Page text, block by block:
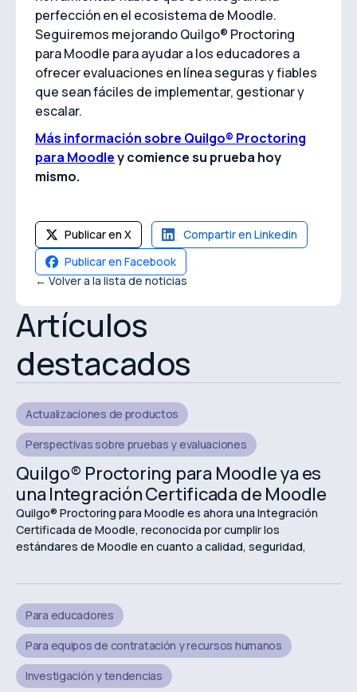
perfección en el ecosistema de Moodle.
Seguiremos mejorando Quilgo® Proctoring
para Moodle para ayudar a los educadores a
ofrecer evaluaciones en línea seguras y fiables
que sean fáciles de implementar, gestionar y
escalar.
Más información sobre Quilgo® Proctoring
para Moodley comience su prueba hoy
mismo.
Publicar en X
Compartir en Linkedin
Publicar en Facebook
← Volver a la lista de noticias
Artículos
destacados
Actualizaciones de productos
Perspectivas sobre pruebas y evaluaciones
Quilgo® Proctoring para Moodle ya es
una Integración Certificada de Moodle
Quilgo® Proctoring para Moodle es ahora una Integración
Certificada de Moodle, reconocida por cumplir los
estándares de Moodle en cuanto a calidad, seguridad,
Para educadores
Para equipos de contratación y recursos humanos
Investigación y tendencias